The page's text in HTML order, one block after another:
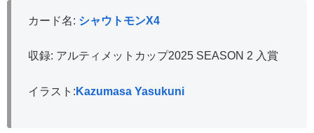
カード名: シャウトモンX4
収録: アルティメットカップ2025 SEASON 2 入賞
イラスト: Kazumasa Yasukuni